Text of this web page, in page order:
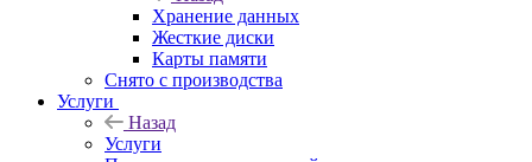
Хранение данных
Жесткие диски
Карты памяти
Снято с производства
Услуги
Назад
Услуги